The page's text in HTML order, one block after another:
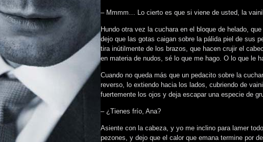
– Mmmm… Lo cierto es que si viene de usted, la
Hundo otra vez la cuchara en el bloque de helado,
dejo que las gotas caigan sobre la pálida piel de sus
tira inútilmente de los brazos, que hacen crujir el
en materia de nudos, sé lo que me hago. O lo que le
Cuando no queda más que un pedacito sobre la
reverso, lo extiendo hacia los lados, cubriendo de
fuertemente los ojos y deja escapar una especie de
– ¿Tienes frío, Ana?
Asiente con la cabeza, y yo me inclino para lamer
pezones, y dejo que el calor que emana termine por